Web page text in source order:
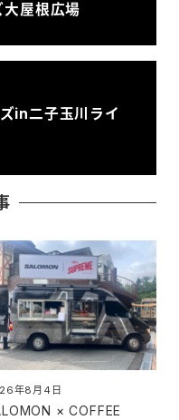
屋根広場
in二子玉川ライ
× COFFEE
日
年8月4日